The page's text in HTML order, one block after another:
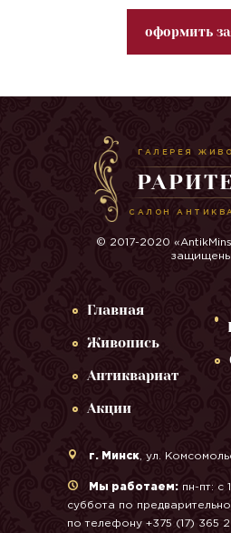
оформить
ГАЛЕРЕЯ
САЛОН
© 2017-2020
Главная
Живопись
Антиквариат
Акции
г. Минск, ул.
Мы работаем: пн-пт: с
суббота по
по телефону +375 (17) 365